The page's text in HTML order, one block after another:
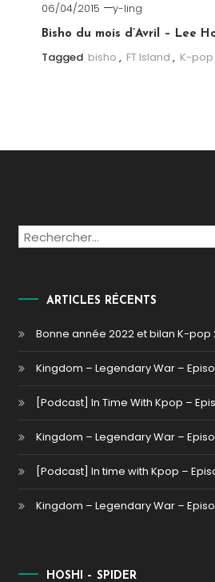
06/04/2015 y-ling
Bisho du mois d’Avril – Lee
Tagged bisho , FT Island , K-pop
ARTICLES RÉCENTS
Bonne année 2022 et bilan K-pop
Kingdom – Legendary War –
[Podcast] In Time With Kpop –
Kingdom – Legendary War –
[Podcast] In time with Kpop –
Kingdom – Legendary War –
HOSHI – SPIDER